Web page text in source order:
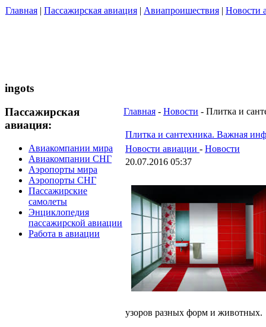
Главная | Пассажирская авиация | Авиапроишествия | Новости
ingots
Пассажирская
авиация:
Авиакомпании мира
Авиакомпании СНГ
Аэропорты мира
Аэропорты СНГ
Пассажирские
самолеты
Энциклопедия
пассажирской авиации
Работа в авиации
Главная - Новости - Плитка и
Плитка и сантехника. Важная
Новости авиации - Новости
20.07.2016 05:37
узоров разных форм и животных.